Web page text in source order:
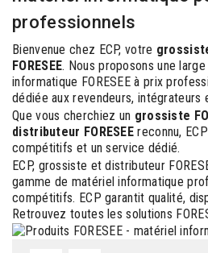
professionnels
Bienvenue chez ECP, votre
FORESEE. Nous proposons une
informatique FORESEE à prix
dédiée aux revendeurs, intégrateurs
Que vous cherchiez un grossiste
distributeur FORESEE reconnu,
compétitifs et un service dédié.
ECP, grossiste et distributeur
gamme de matériel informatique
compétitifs. ECP garantit qualité,
Retrouvez toutes les solutions